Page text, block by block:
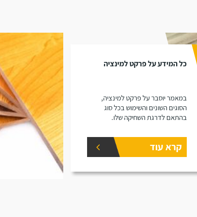
כל המידע על פרקט למינציה
במאמר יוסבר על פרקט למינציה,
הסוגים השונים והשימוש בכל סוג
בהתאם לדרגת השחיקה שלו.
קרא עוד